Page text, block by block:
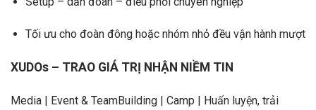
Tối ưu cho đoàn đông hoặc nhóm nhỏ đều vận hành mượt
XUDOs – TRAO GIÁ TRỊ NHẬN NIỀM TIN
Media | Event & TeamBuilding | Camp | Huấn luyện, trải